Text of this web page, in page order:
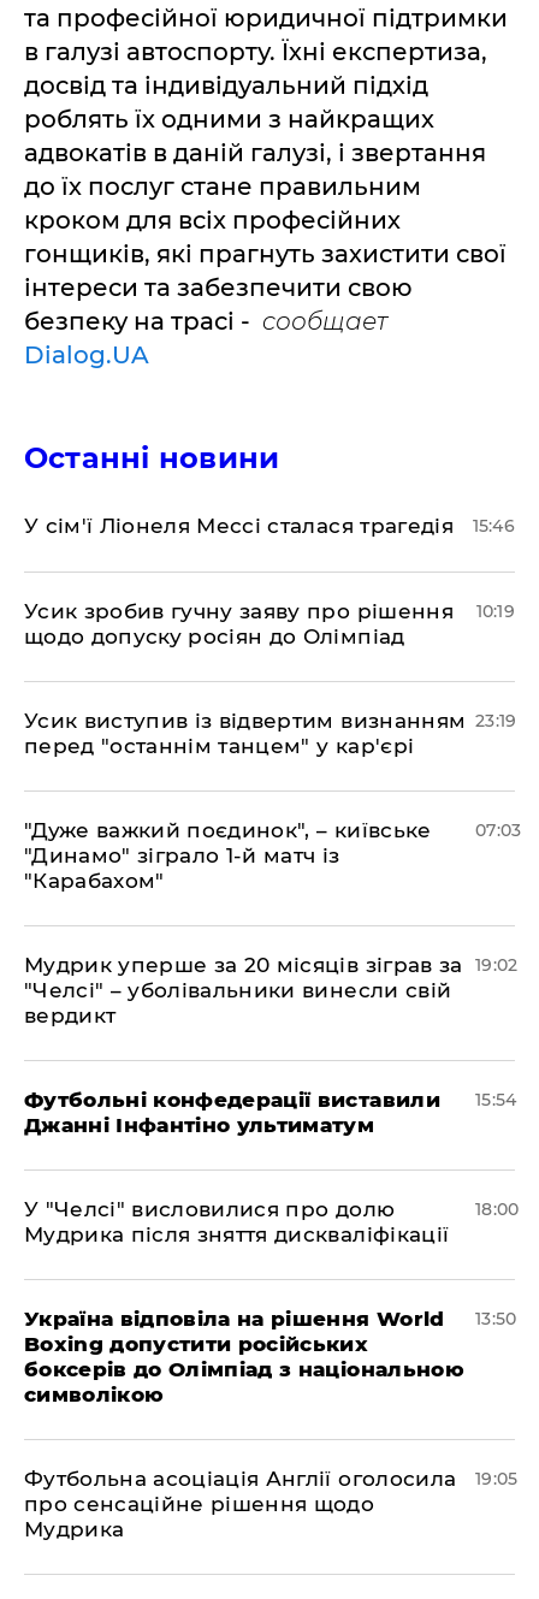
та професійної юридичної підтримки
в галузі автоспорту. Їхні експертиза,
досвід та індивідуальний підхід
роблять їх одними з найкращих
адвокатів в даній галузі, і звертання
до їх послуг стане правильним
кроком для всіх професійних
гонщиків, які прагнуть захистити свої
інтереси та забезпечити свою
безпеку на трасі - cообщает
Dialog.UA
Останні новини
У сім'ї Ліонеля Мессі сталася трагедія 15:46
Усик зробив гучну заяву про рішення
щодо допуску росіян до Олімпіад
10:19
​Усик виступив із відвертим визнанням
перед "останнім танцем" у кар'єрі
23:19
"Дуже важкий поєдинок", – київське
"Динамо" зіграло 1-й матч із
"Карабахом"
07:03
​Мудрик уперше за 20 місяців зіграв за
"Челсі" – уболівальники винесли свій
вердикт
19:02
Футбольні конфедерації виставили
Джанні Інфантіно ультиматум
15:54
У "Челсі" висловилися про долю
Мудрика після зняття дискваліфікації
18:00
Україна відповіла на рішення World
Boxing допустити російських
боксерів до Олімпіад з національною
символікою
13:50
​Футбольна асоціація Англії оголосила
про сенсаційне рішення щодо
Мудрика
19:05